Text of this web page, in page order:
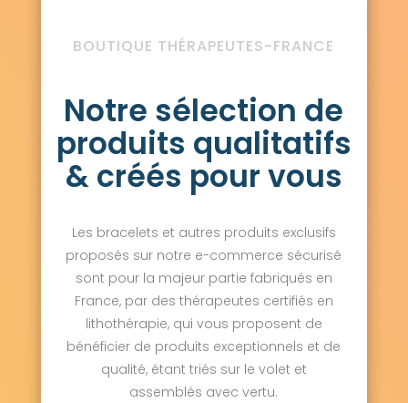
BOUTIQUE THÉRAPEUTES-FRANCE
Notre sélection de
produits qualitatifs
& créés pour vous
Les bracelets et autres produits exclusifs
proposés sur notre e-commerce sécurisé
sont pour la majeur partie fabriqués en
France, par des thérapeutes certifiés en
lithothérapie, qui vous proposent de
bénéficier de produits exceptionnels et de
qualité, étant triés sur le volet et
assemblés avec vertu.